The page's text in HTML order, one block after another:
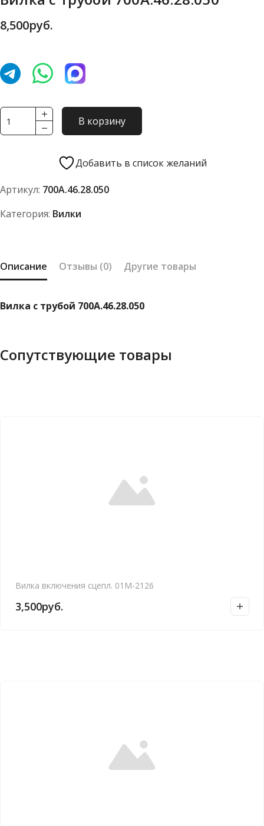
8,500руб.
Количество
товара
700А.46.28.050
В корзину
Добавить в список желаний
Артикул: 700А.46.28.050
Категория: Вилки
Описание Отзывы (0) Другие товары
Вилка с трубой 700А.46.28.050
Сопутствующие товары
Вилка включения сцепл. 01М-2126
3,500руб.